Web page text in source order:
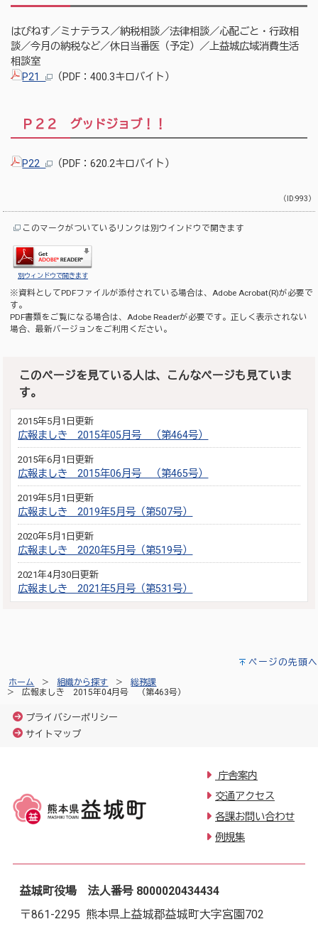
はぴねす／ミナテラス／納税相談／法律相談／心配ごと・行政相
談／今月の納税など／休日当番医（予定）／上益城広域消費生活
相談室
P21
（PDF：400.3キロバイト）
Ｐ２２ グッドジョブ！！
P22 （PDF：620.2キロバイト）
（ID:993）
このマークがついているリンクは別ウインドウで開きます
別ウィンドウで開きます
※資料としてPDFファイルが添付されている場合は、 Adobe Acrobat(R)が必要で
す。
PDF書類をご覧になる場合は、 Adobe Readerが必要です。正しく表示されない
場合、最新バージョンをご利用ください。
このページを見ている人は、こんなページも見ていま
す。
2015年5月1日更新
広報ましき 2015年05月号 （第464号）
2015年6月1日更新
広報ましき 2015年06月号 （第465号）
2019年5月1日更新
広報ましき 2019年5月号（第507号）
2020年5月1日更新
広報ましき 2020年5月号（第519号）
2021年4月30日更新
広報ましき 2021年5月号（第531号）
ページの先頭へ
ホーム 組織から探す
総務課
広報ましき 2015年04月号 （第463号）
プライバシーポリシー
サイトマップ
庁舎案内
交通アクセス
各課お問い合わせ
例規集
益城町役場 法人番号 8000020434434
〒861-2295 熊本県上益城郡益城町大字宮園702